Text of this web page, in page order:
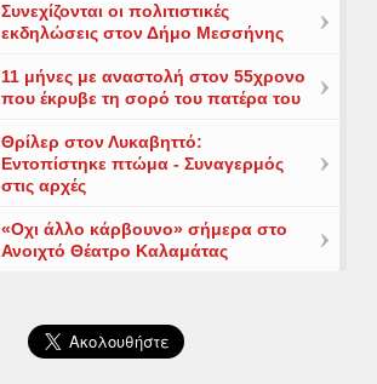
Συνεχίζονται οι πολιτιστικές
εκδηλώσεις στον Δήμο Μεσσήνης
11 μήνες με αναστολή στον 55χρονο
που έκρυβε τη σορό του πατέρα του
Θρίλερ στον Λυκαβηττό:
Εντοπίστηκε πτώμα - Συναγερμός
στις αρχές
«Οχι άλλο κάρβουνο» σήμερα στο
Ανοιχτό Θέατρο Καλαμάτας